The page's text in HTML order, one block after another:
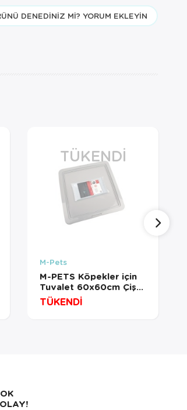
DENEDINIZ MI? YORUM EKLEYIN
TÜKENDI
M-Pets
M-PETS Köpekler için
Tuvalet 60x60cm Çiş
Pedi Hediyeli
TÜKENDİ